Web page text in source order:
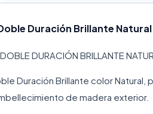
Duración Brillante
DURACIÓN BRILLANTE
Duración Brillante color Natural,
de madera exterior.